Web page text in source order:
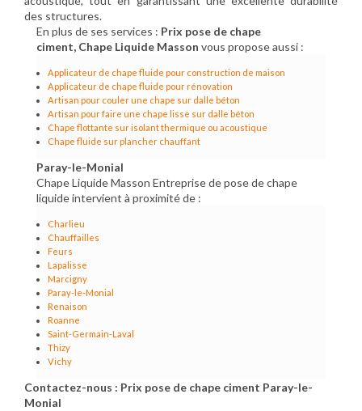
des structures.
En plus de ses services : Prix pose de chape
ciment, Chape Liquide Masson vous propose aussi :
Applicateur de chape fluide pour construction de maison
Applicateur de chape fluide pour rénovation
Artisan pour couler une chape sur dalle béton
Artisan pour faire une chape lisse sur dalle béton
Chape flottante sur isolant thermique ou acoustique
Chape fluide sur plancher chauffant
Paray-le-Monial
Chape Liquide Masson Entreprise de pose de chape
liquide intervient à proximité de :
Charlieu
Chauffailles
Feurs
Lapalisse
Marcigny
Paray-le-Monial
Renaison
Roanne
Saint-Germain-Laval
Thizy
Vichy
Contactez-nous : Prix pose de chape ciment Paray-le-
Monial